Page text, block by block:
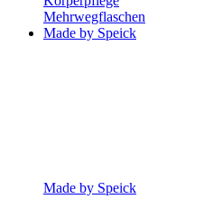
Mehrwegflaschen
Made by Speick
Made by Speick